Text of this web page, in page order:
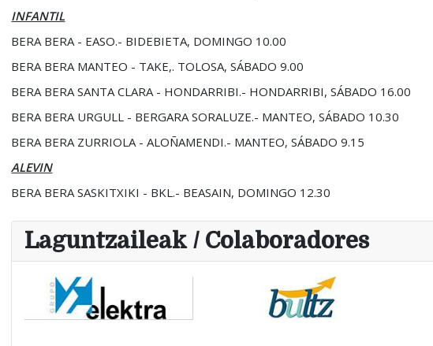
INFANTIL
BERA BERA - EASO.- BIDEBIETA, DOMINGO 10.00
BERA BERA MANTEO - TAKE,. TOLOSA, SÁBADO 9.00
BERA BERA SANTA CLARA - HONDARRIBI.- HONDARRIBI, SÁBADO 16.00
BERA BERA URGULL - BERGARA SORALUZE.- MANTEO, SÁBADO 10.30
BERA BERA ZURRIOLA - ALOÑAMENDI.- MANTEO, SÁBADO 9.15
ALEVIN
BERA BERA SASKITXIKI - BKL.- BEASAIN, DOMINGO 12.30
Laguntzaileak / Colaboradores